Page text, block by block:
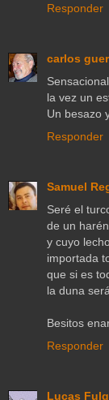
Responder
carlos
la vez un
Un besazo
Responder
Samuel
Seré el
de un
y cuyo
importada
que si es
la duna
Besitos
Responder
Lucas